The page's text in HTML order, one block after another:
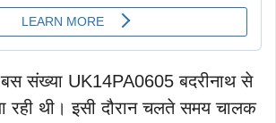
संख्या UK14PA0605 बदरीनाथ से
रही थी। इसी दौरान चलते समय चालक